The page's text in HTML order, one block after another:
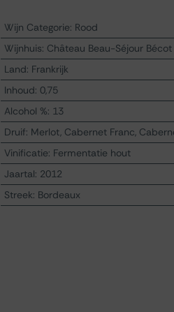
Wijn Categorie: Rood
Wijnhuis: Château Beau-Séjour Bécot
Land: Frankrijk
Inhoud: 0,75
Alcohol %: 13
Druif: Merlot, Cabernet Franc,
Vinificatie: Fermentatie hout
Jaartal: 2012
Streek: Bordeaux